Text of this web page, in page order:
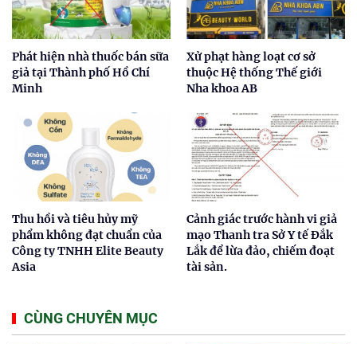
Phát hiện nhà thuốc bán sữa
giả tại Thành phố Hồ Chí
Minh
Xử phạt hàng loạt cơ sở
thuộc Hệ thống Thế giới
Nha khoa AB
Thu hồi và tiêu hủy mỹ
phẩm không đạt chuẩn của
Công ty TNHH Elite Beauty
Asia
Cảnh giác trước hành vi giả
mạo Thanh tra Sở Y tế Đắk
Lắk để lừa đảo, chiếm đoạt
tài sản.
CÙNG CHUYÊN MỤC